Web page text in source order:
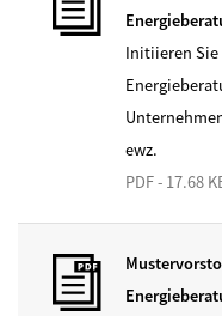
Initiieren Sie
ewz.
PDF - 17.68